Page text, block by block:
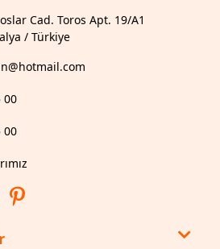
Cad. Toros Apt. 19/A1
/ Türkiye
00
00